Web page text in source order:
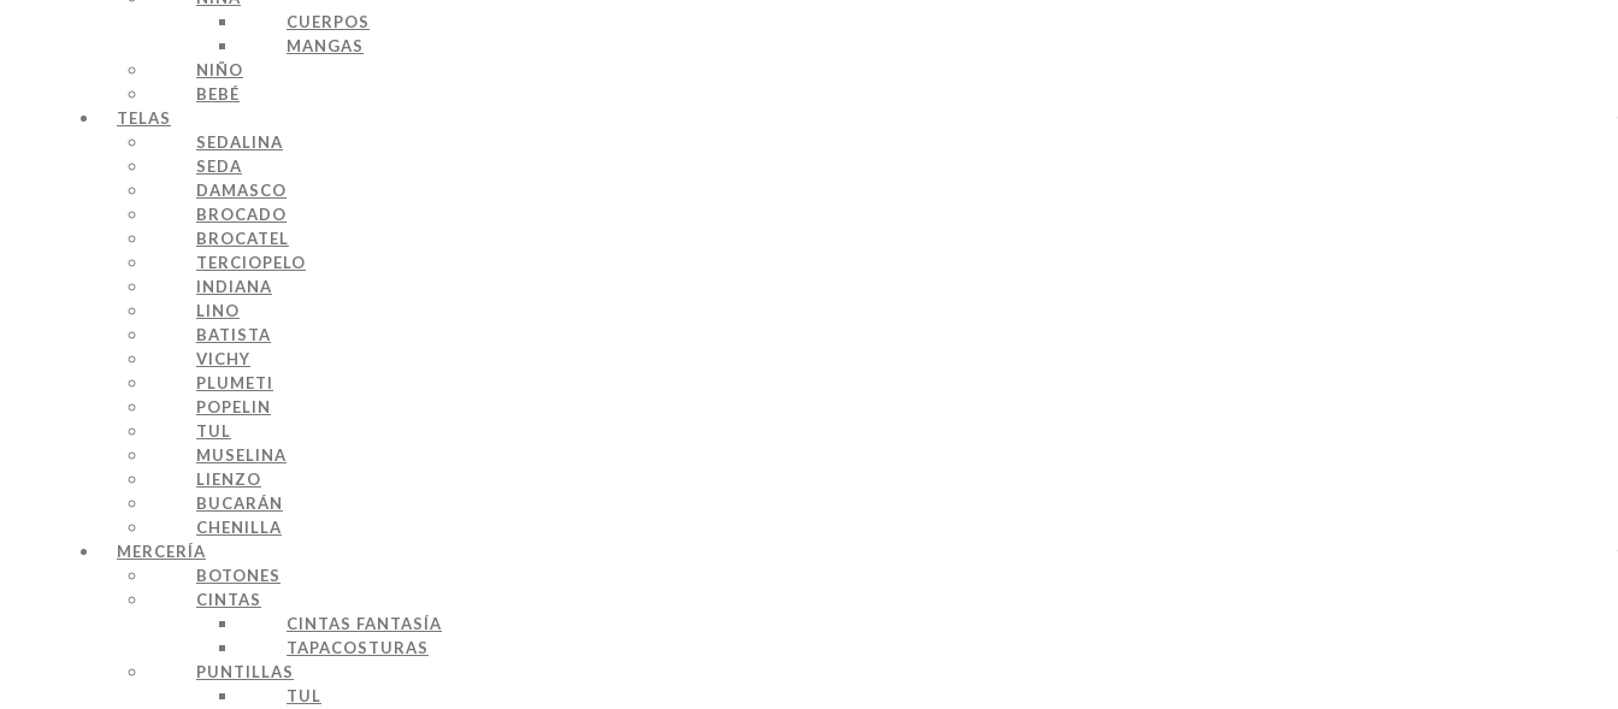
CUERPOS
MANGAS
NIÑO
BEBÉ
TELAS
SEDALINA
SEDA
DAMASCO
BROCADO
BROCATEL
TERCIOPELO
INDIANA
LINO
BATISTA
VICHY
PLUMETI
POPELIN
TUL
MUSELINA
LIENZO
BUCARÁN
CHENILLA
MERCERÍA
BOTONES
CINTAS
CINTAS FANTASÍA
TAPACOSTURAS
PUNTILLAS
TUL